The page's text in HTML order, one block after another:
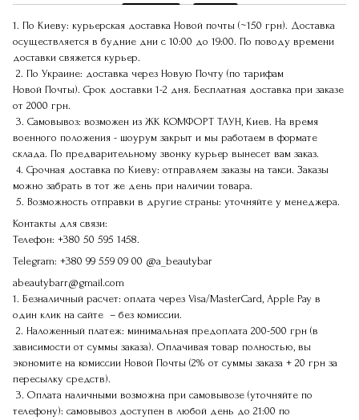
1. По Киеву: курьерская доставка Новой почты (~150 грн). Доставка
осуществляется в будние дни с 10:00 до 19:00. По поводу времени
доставки свяжется курьер.
2. По Украине: доставка через Новую Почту (по тарифам
Новой Почты). Срок доставки 1-2 дня. Бесплатная доставка при заказе
от 2000 грн.
3. Самовывоз: возможен из ЖК КОМФОРТ ТАУН, Киев. На время
военного положения - шоурум закрыт и мы работаем в формате
склада. По предварительному звонку курьер вынесет вам заказ.
4. Срочная доставка по Киеву: отправляем заказы на такси. Заказы
можно забрать в тот же день при наличии товара.
5. Возможность отправки в другие страны: уточняйте у менеджера.
Контакты для связи:
Телефон: +380 50 595 1458.
Telegram: +380 99 559 09 00 @a_beautybar
abeautybarr@gmail.com
1. Безналичный расчет: оплата через Visa/MasterCard, Apple Pay в
один клик на сайте – без комиссии.
2. Наложенный платеж: минимальная предоплата 200-500 грн (в
зависимости от суммы заказа). Оплачивая товар полностью, вы
экономите на комиссии Новой Почты (2% от суммы заказа + 20 грн за
пересылку средств).
3. Оплата наличными возможна при самовывозе (уточняйте по
телефону): самовывоз доступен в любой день до 21:00 по